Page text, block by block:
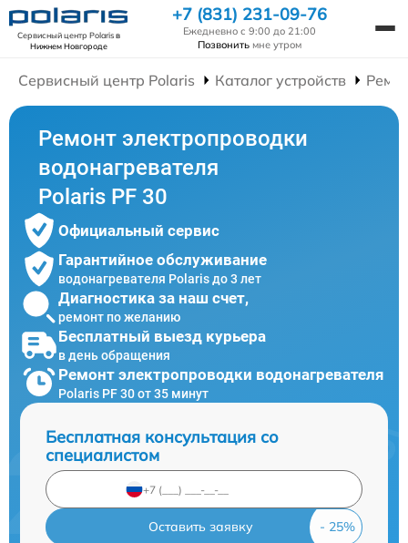
Сервисный центр Polarisв
Нижнем Новгороде
+7 (831) 231-09-76
Ежедневно с 9:00 до 21:00
Позвонить мне утром
Сервисный центр Polaris Каталог устройств
Ремонт электропроводки
водонагревателя
Polaris PF 30
Официальный сервис
Гарантийное обслуживание
водонагревателя Polaris до 3 лет
Диагностика за наш счет,
ремонт по желанию
Бесплатный выезд курьера
в день обращения
Ремонт электропроводки водонагревателя
Polaris PF 30 от 35 минут
Бесплатная консультация со
специалистом
Оставить заявку